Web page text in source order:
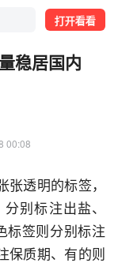
打开看看
稳居国内
00:08
透明的标签，
别标注出盐、
标签则分别标注
保质期、有的则